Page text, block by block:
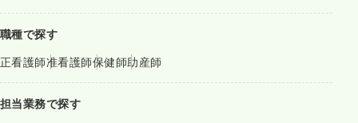
職種で探す
正看護師准看護師保健師助産師
担当業務で探す